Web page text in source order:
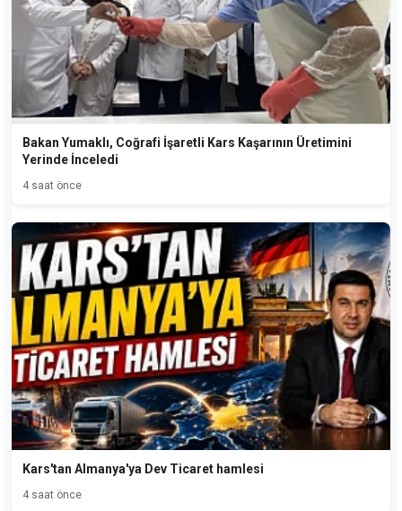
Bakan Yumaklı, Coğrafi İşaretli Kars Kaşarının Üretimini
Yerinde İnceledi
4 saat önce
Kars'tan Almanya'ya Dev Ticaret hamlesi
4 saat önce